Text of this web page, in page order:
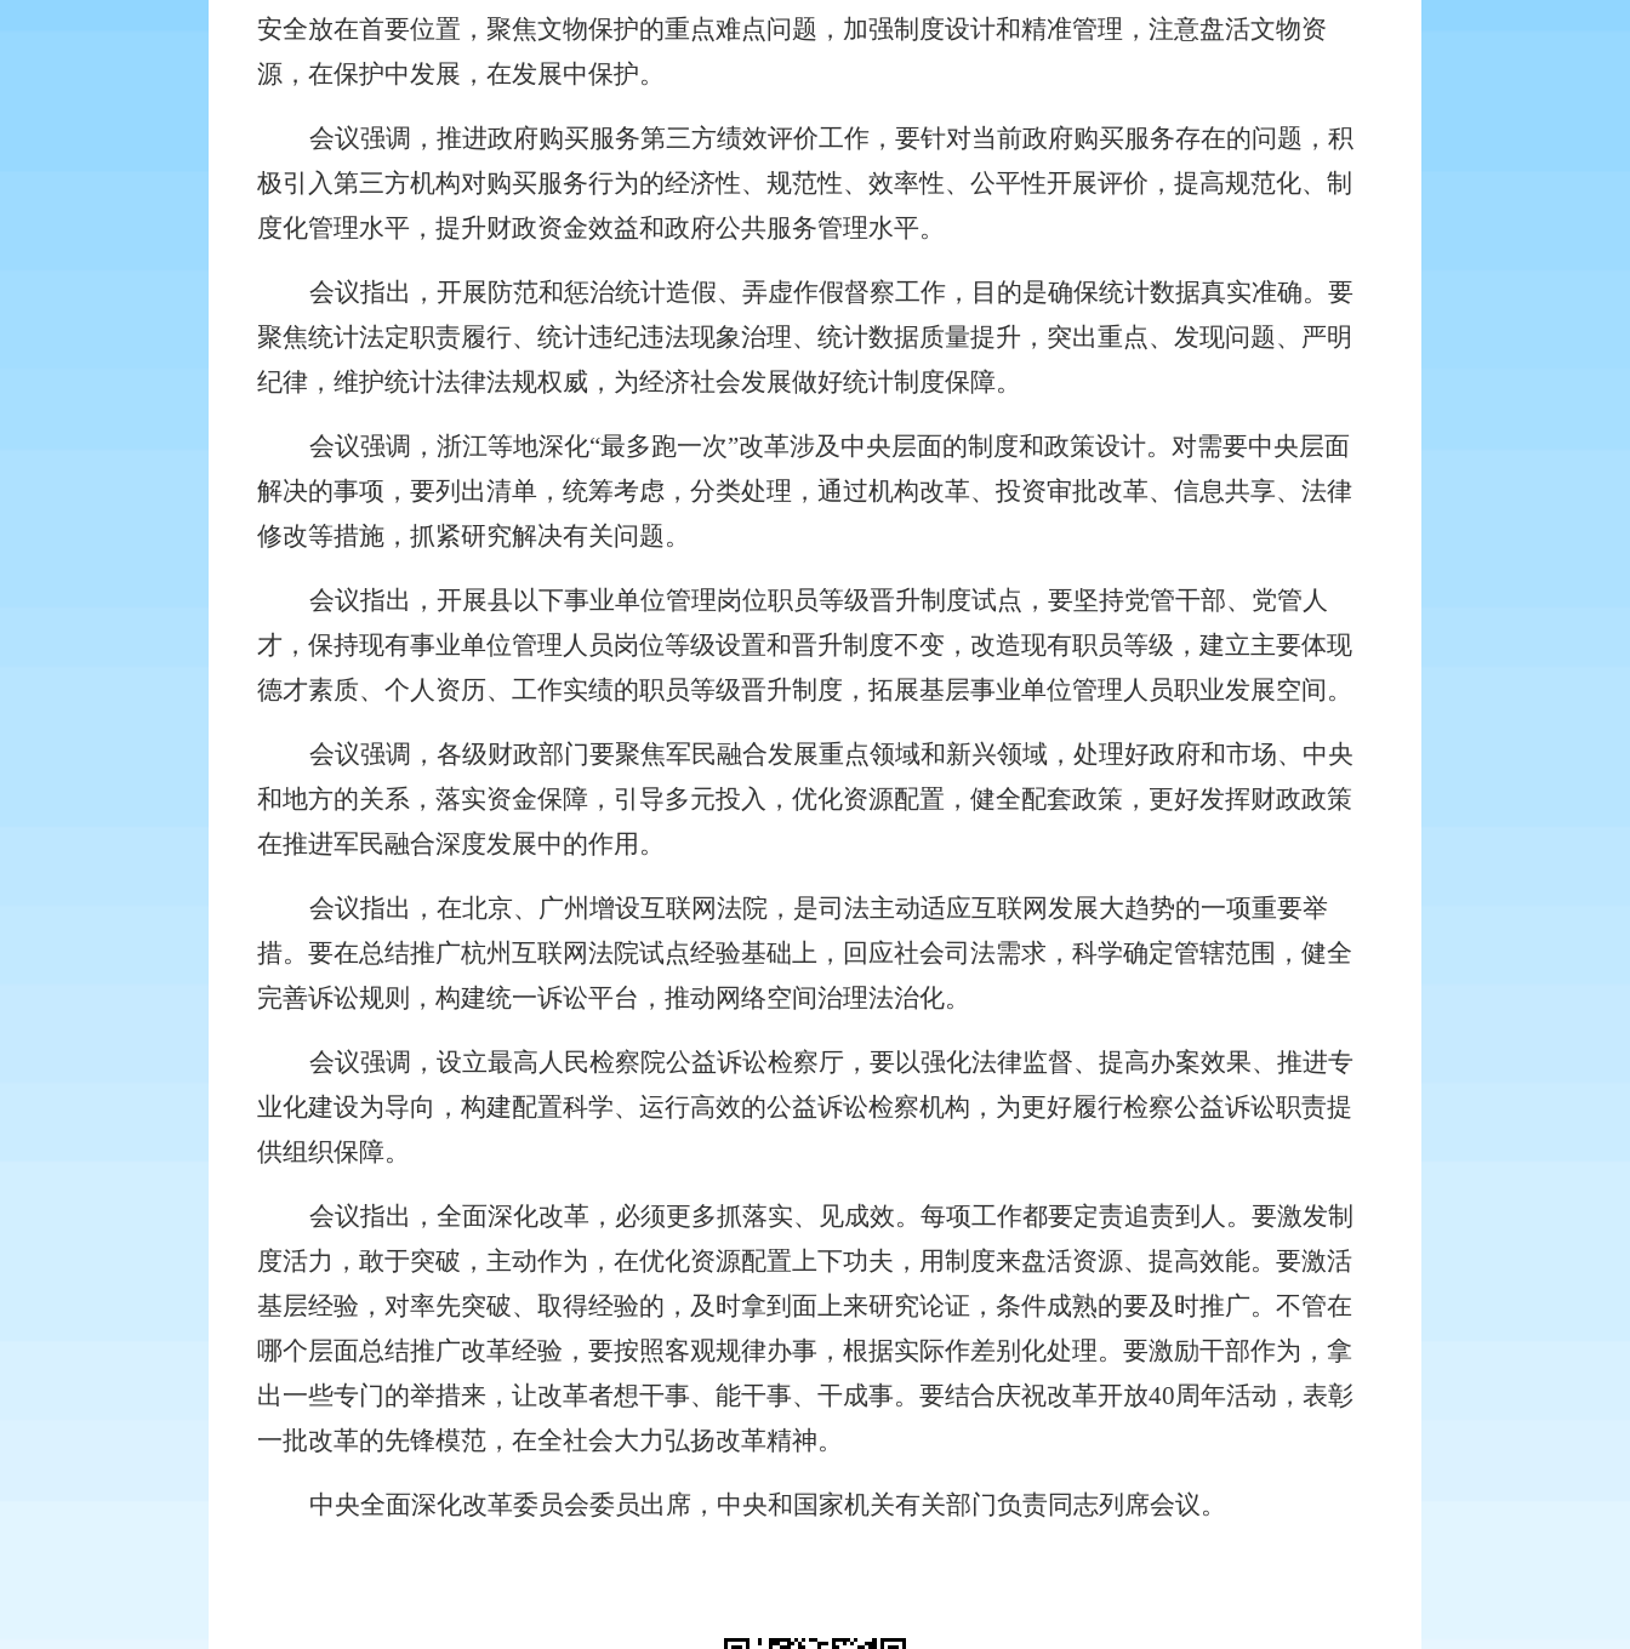
安全放在首要位置，聚焦文物保护的重点难点问题，加强制度设计和精准管理，注意盘活文物资
源，在保护中发展，在发展中保护。
会议强调，推进政府购买服务第三方绩效评价工作，要针对当前政府购买服务存在的问题，积
极引入第三方机构对购买服务行为的经济性、规范性、效率性、公平性开展评价，提高规范化、制
度化管理水平，提升财政资金效益和政府公共服务管理水平。
会议指出，开展防范和惩治统计造假、弄虚作假督察工作，目的是确保统计数据真实准确。要
聚焦统计法定职责履行、统计违纪违法现象治理、统计数据质量提升，突出重点、发现问题、严明
纪律，维护统计法律法规权威，为经济社会发展做好统计制度保障。
会议强调，浙江等地深化“最多跑一次”改革涉及中央层面的制度和政策设计。对需要中央层面
解决的事项，要列出清单，统筹考虑，分类处理，通过机构改革、投资审批改革、信息共享、法律
修改等措施，抓紧研究解决有关问题。
会议指出，开展县以下事业单位管理岗位职员等级晋升制度试点，要坚持党管干部、党管人
才，保持现有事业单位管理人员岗位等级设置和晋升制度不变，改造现有职员等级，建立主要体现
德才素质、个人资历、工作实绩的职员等级晋升制度，拓展基层事业单位管理人员职业发展空间。
会议强调，各级财政部门要聚焦军民融合发展重点领域和新兴领域，处理好政府和市场、中央
和地方的关系，落实资金保障，引导多元投入，优化资源配置，健全配套政策，更好发挥财政政策
在推进军民融合深度发展中的作用。
会议指出，在北京、广州增设互联网法院，是司法主动适应互联网发展大趋势的一项重要举
措。要在总结推广杭州互联网法院试点经验基础上，回应社会司法需求，科学确定管辖范围，健全
完善诉讼规则，构建统一诉讼平台，推动网络空间治理法治化。
会议强调，设立最高人民检察院公益诉讼检察厅，要以强化法律监督、提高办案效果、推进专
业化建设为导向，构建配置科学、运行高效的公益诉讼检察机构，为更好履行检察公益诉讼职责提
供组织保障。
会议指出，全面深化改革，必须更多抓落实、见成效。每项工作都要定责追责到人。要激发制
度活力，敢于突破，主动作为，在优化资源配置上下功夫，用制度来盘活资源、提高效能。要激活
基层经验，对率先突破、取得经验的，及时拿到面上来研究论证，条件成熟的要及时推广。不管在
哪个层面总结推广改革经验，要按照客观规律办事，根据实际作差别化处理。要激励干部作为，拿
出一些专门的举措来，让改革者想干事、能干事、干成事。要结合庆祝改革开放40周年活动，表彰
一批改革的先锋模范，在全社会大力弘扬改革精神。
中央全面深化改革委员会委员出席，中央和国家机关有关部门负责同志列席会议。